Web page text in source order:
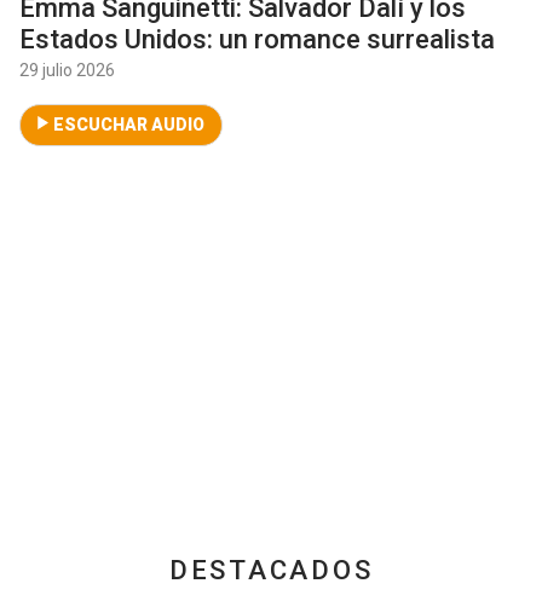
Emma Sanguinetti: Salvador Dalí y los
Estados Unidos: un romance surrealista
29 julio 2026
ESCUCHAR AUDIO
DESTACADOS